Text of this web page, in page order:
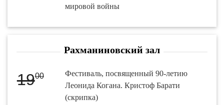
мировой войны
Рахманиновский зал
1900
Фестиваль, посвященный 90-летию
Леонида Когана. Кристоф Барати
(скрипка)